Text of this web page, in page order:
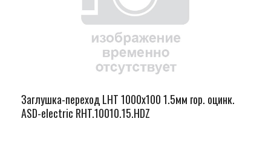
Заглушка-переход LHT 1000х100 1.5мм гор. оцинк.
ASD-electric RHT.10010.15.HDZ